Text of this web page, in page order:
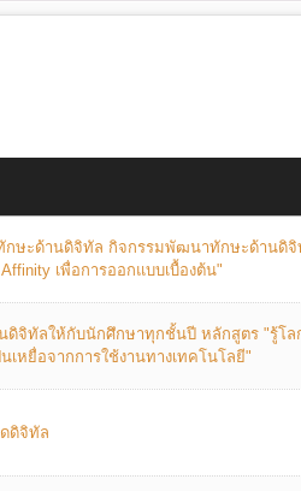
ษะด้านดิจิทัล กิจกรรมพัฒนาทักษะด้านดิจิ
เพื่อการออกแบบเบื้องต้น"
ดิจิทัลให้กับนักศึกษาทุกชั้นปี หลักสูตร "รู้โล
เหยื่อจากการใช้งานทางเทคโนโลยี"
ดิจิทัล